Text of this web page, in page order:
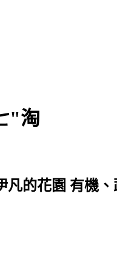
"淘
凡的花園 有機